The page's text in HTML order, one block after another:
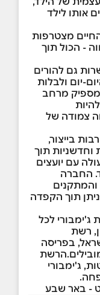
אותו לילד
מצטרפות
- הכול תוך
גם להורים
יום ולבלות
מספיק מרחב
צמודה של
בייצור,
וחדשניות תוך
עם יועצים
החברה
תוך הקפדה
לכל
רשת
בפריסה
ג'ימבורי
- באר שבע